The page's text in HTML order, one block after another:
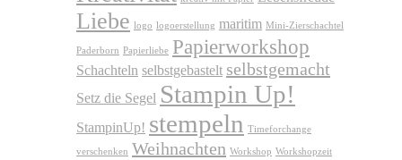
Liebe logo logoerstellung maritim Mini-Zierschachtel
Paderborn Papierliebe Papierworkshop
Schachteln selbstgebastelt selbstgemacht
Setz die Segel Stampin Up!
StampinUp! stempeln Timeforchange
verschenken Weihnachten Workshop Workshopzeit